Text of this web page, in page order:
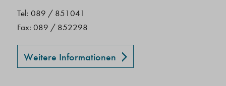
Tel: 089 / 851041
Fax: 089 / 852298
Weitere Informationen